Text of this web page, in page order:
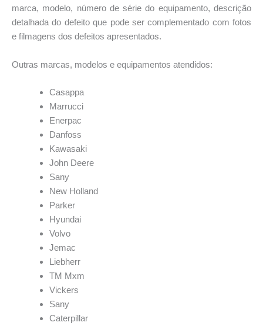
marca, modelo, número de série do equipamento, descrição
detalhada do defeito que pode ser complementado com fotos
e filmagens dos defeitos apresentados.
Outras marcas, modelos e equipamentos atendidos:
Casappa
Marrucci
Enerpac
Danfoss
Kawasaki
John Deere
Sany
New Holland
Parker
Hyundai
Volvo
Jemac
Liebherr
TM Mxm
Vickers
Sany
Caterpillar